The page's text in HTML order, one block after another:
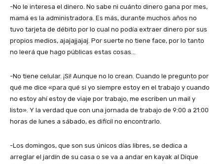
-No le interesa el dinero. No sabe ni cuánto dinero gana por mes,
mamá es la administradora. Es más, durante muchos años no
tuvo tarjeta de débito por lo cual no podía extraer dinero por sus
propios medios, ajajajjajaj. Por suerte no tiene face, por lo tanto
no leerá que hago públicas estas cosas…
-No tiene celular. ¡Si! Aunque no lo crean. Cuando le pregunto por
qué me dice «para qué si yo siempre estoy en el trabajo y cuando
no estoy ahí estoy de viaje por trabajo, me escriben un mail y
listo». Y la verdad que con una jornada de trabajo de 9:00 a 21:00
horas de lunes a sábado, es difícil no encontrarlo.
-Los domingos, que son sus únicos días libres, se dedica a
arreglar el jardín de su casa o se va a andar en kayak al Dique